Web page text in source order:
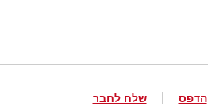
הדפס שלח לחבר